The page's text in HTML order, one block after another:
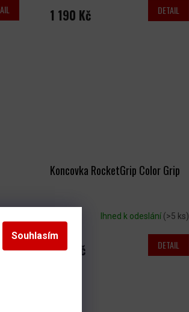
Souhlasím
1 190 Kč DETAIL
Koncovka RocketGrip Color Grip
Ihned k odeslání (>5 ks)
469 Kč DETAIL